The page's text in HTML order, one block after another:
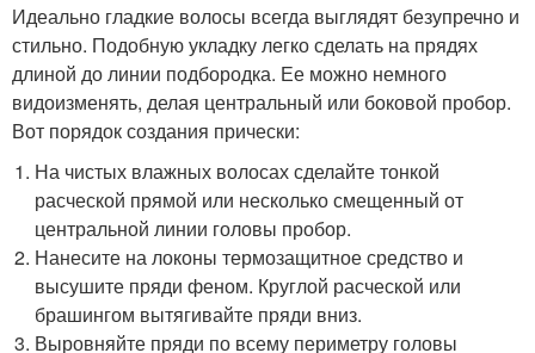
Идеально гладкие волосы всегда выглядят безупречно и
стильно. Подобную укладку легко сделать на прядях
длиной до линии подбородка. Ее можно немного
видоизменять, делая центральный или боковой пробор.
Вот порядок создания прически:
На чистых влажных волосах сделайте тонкой
расческой прямой или несколько смещенный от
центральной линии головы пробор.
Нанесите на локоны термозащитное средство и
высушите пряди феном. Круглой расческой или
брашингом вытягивайте пряди вниз.
Выровняйте пряди по всему периметру головы